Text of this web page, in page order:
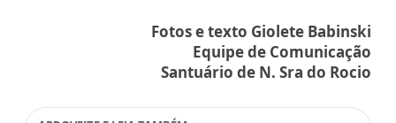
Fotos e texto Giolete Babinski
Equipe de Comunicação
Santuário de N. Sra do Rocio